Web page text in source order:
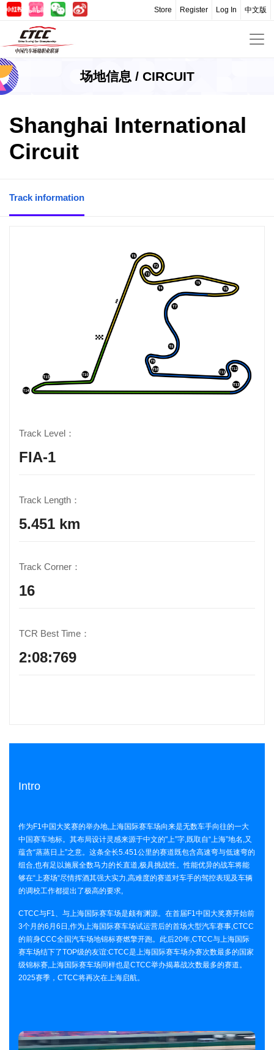
中文版
Log In
Register
Store
场地信息 / CIRCUIT
Shanghai International
Circuit
Track information
Track Level：
FIA-1
Track Length：
5.451 km
Track Corner：
16
TCR Best Time：
2:08:769
Intro
作为F1中国大奖赛的举办地,上海国际赛车场向来是无数车手向往的一大
中国赛车地标。其布局设计灵感来源于中文的"上”字,既取自“上海”地名,又
蕴含“蒸蒸日上”之意。这条全长5.451公里的赛道既包含高速弯与低速弯的
组合,也有足以施展全数马力的长直道,极具挑战性。性能优异的战车将能
够在“上赛场“尽情挥酒其强大实力,高难度的赛道对车手的驾控表现及车辆
的调校工作都提出了极高的要求,
CTCC与F1、与上海国际赛车场是颇有渊源。在首届F1中国大奖赛开始前
3个月的6月6日,作为上海国际赛车场试运营后的首场大型汽车赛事,CTCC
的前身CCC全国汽车场地锦标赛燃擎开跑。此后20年,CTCC与上海国际
赛车场结下了TOP级的友谊:CTCC是上海国际赛车场办赛次数最多的国家
级锦标赛,上海国际赛车场同样也是CTCC举办揭幕战次数最多的赛道。
2025赛季，CTCC将再次在上海启航。